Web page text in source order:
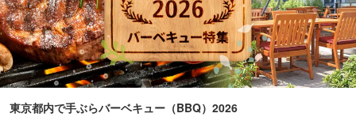
東京都内で手ぶらバーベキュー（BBQ）2026